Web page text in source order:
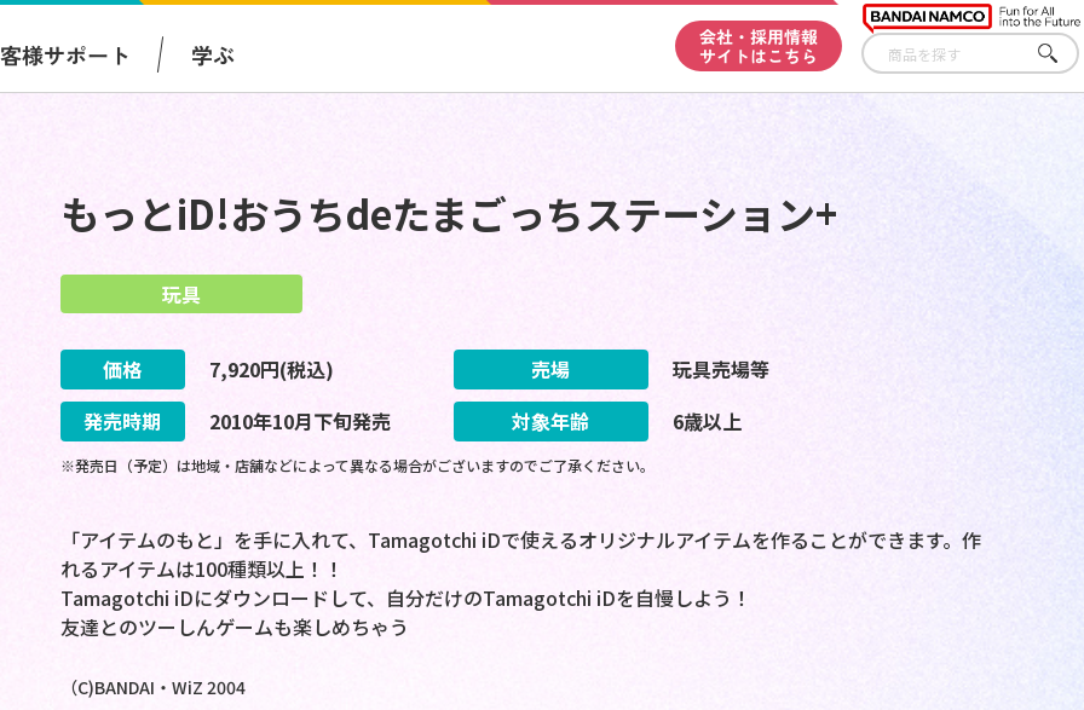
様サポート 学ぶ
会社・採用情報
サイトはこちら
さが
す
もっとiD!おうちdeたまごっちステーション+
玩具
価格 7,920円(税込) 売場
玩具売場等
発売時期
2010年10月下旬発売 対象年齢 6歳以上
※発売日（予定）は地域・店舗などによって異なる場合がございますのでご了承ください。
「アイテムのもと」を手に入れて、Tamagotchi iDで使えるオリジナルアイテムを作ることができます。作
れるアイテムは100種類以上！！
Tamagotchi iDにダウンロードして、自分だけのTamagotchi iDを自慢しよう！
友達とのツーしんゲームも楽しめちゃう
（C)BANDAI・WiZ 2004